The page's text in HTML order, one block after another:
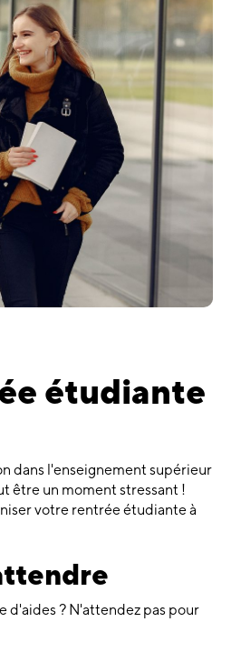
étudiante
dans l'enseignement supérieur
être un moment stressant !
votre rentrée étudiante à
d'aides ? N'attendez pas pour